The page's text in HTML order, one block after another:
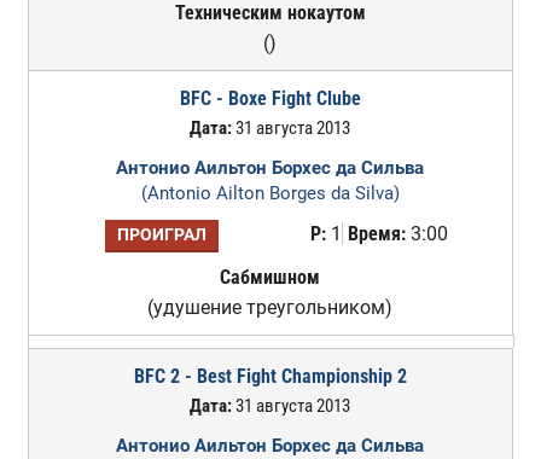
Техническим нокаутом
()
BFC - Boxe Fight Clube
Дата:31 августа 2013
Антонио Аильтон Борхес да Сильва
(Antonio Ailton Borges da Silva)
ПРОИГРАЛ Р:1 Время:3:00
Сабмишном
(удушение треугольником)
BFC 2 - Best Fight Championship 2
Дата:31 августа 2013
Антонио Аильтон Борхес да Сильва